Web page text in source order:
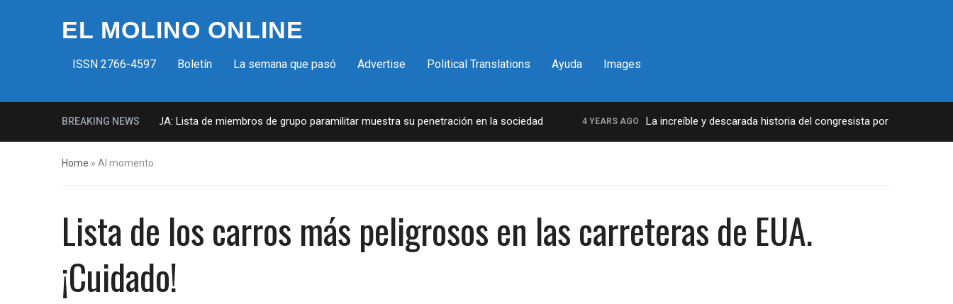
EL MOLINO ONLINE
ISSN 2766-4597 Boletín La semana que pasó Advertise Political Translations Ayuda Images
BREAKING NEWS
Milicias fascistas en EUA: Lista de miembros de grupo paramilitar muestra su penetración en la sociedad 4 YEARS AGO La increíble y descarada historia del congresista por NY George
Home » Al momento
Lista de los carros más peligrosos en las carreteras de EUA.
¡Cuidado!